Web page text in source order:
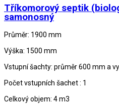
Tříkomorový septik
samonosný
Průměr: 1900 mm
Výška: 1500 mm
Vstupní šachty: průměr 600 mm a
Počet vstupních šachet : 1
Celkový objem: 4 m3